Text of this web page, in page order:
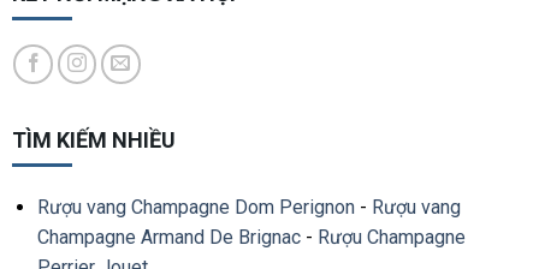
TÌM KIẾM NHIỀU
Rượu vang Champagne Dom Perignon- Rượu vang
Champagne Armand De Brignac- Rượu Champagne